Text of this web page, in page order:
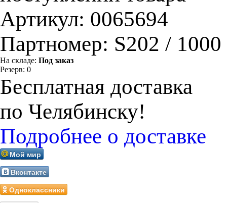
Артикул: 0065694
Партномер: S202 / 1000
На складе: Под заказ
Резерв: 0
Бесплатная доставка
по Челябинску!
Подробнее о доставке
Мой мир
Вконтакте
Одноклассники